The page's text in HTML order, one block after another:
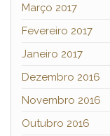
Março 2017
Fevereiro 2017
Janeiro 2017
Dezembro 2016
Novembro 2016
Outubro 2016